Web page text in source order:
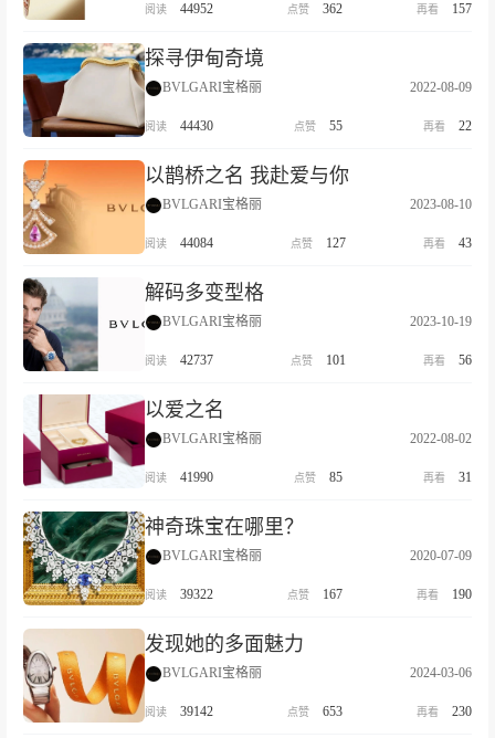
44952 362 157
探寻伊甸奇境
BVLGARI宝格丽 2022-08-09
44430 55 22
以鹊桥之名 我赴爱与你
BVLGARI宝格丽 2023-08-10
44084 127 43
解码多变型格
BVLGARI宝格丽 2023-10-19
42737 101 56
以爱之名
BVLGARI宝格丽 2022-08-02
41990 85 31
神奇珠宝在哪里？
BVLGARI宝格丽 2020-07-09
39322 167 190
发现她的多面魅力
BVLGARI宝格丽 2024-03-06
39142 653 230